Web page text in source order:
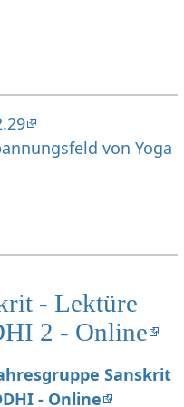
von Yoga
- Lektüre
2 - Online
Sanskrit
- Online